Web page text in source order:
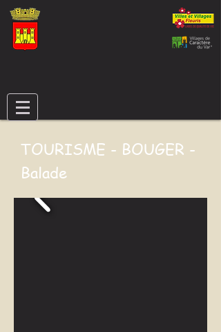
TOURISME - BOUGER -
Balade